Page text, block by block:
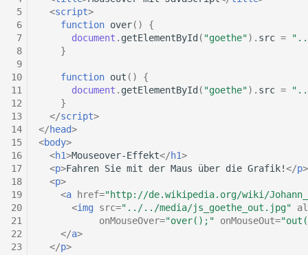
HTML
6.5 CSS-Tipps
6.5.1 Normalize.css
6.5.2 Strukturierter Aufbau
einer CSS-Datei
6.5.3 SCSS, Sass und Less
6.6 Selbsttest, Aufgabe und
Zusammenfassung zum
Kapitel CSS
5
6
7
8
9
10
11
12
13
14
15
16
17
18
19
20
21
22
23
<script>
function over()
{
document . getElementById( "goethe"). src =
}
function out ()
{
document . getElementById( "goethe"). src =
}
</script>
</head>
<body>
<h1>Mouseover-Effekt</h1>
<p>Fahren Sie mit der Maus über die Grafik!</p>
<p>
<a href="http://de.wikipedia.org/wiki/
<img src="../../media/js_goethe_out.jpg"
onMouseOver="over();" onMouseOut=
</a>
</p>